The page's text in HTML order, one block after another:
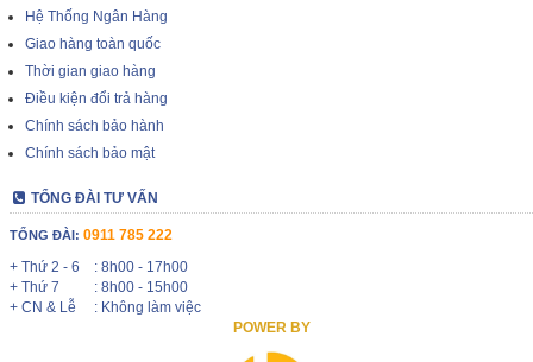
Hệ Thống Ngân Hàng
Giao hàng toàn quốc
Thời gian giao hàng
Điều kiện đổi trả hàng
Chính sách bảo hành
Chính sách bảo mật
TỔNG ĐÀI TƯ VẤN
TỔNG ĐÀI: 0911 785 222
+ Thứ 2 - 6
: 8h00 - 17h00
+ Thứ 7
: 8h00 - 15h00
+ CN & Lễ
: Không làm việc
POWER BY